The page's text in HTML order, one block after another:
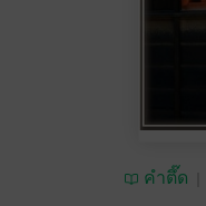
คำตึ๊ด